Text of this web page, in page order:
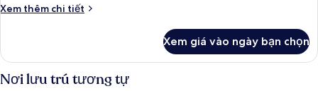
giường
(Classic
Wing)
Xem thêm chi tiết
Chi
Phòng
Deluxe,
Xem giá vào ngày bạn chọn
Nơi lưu trú tương tự